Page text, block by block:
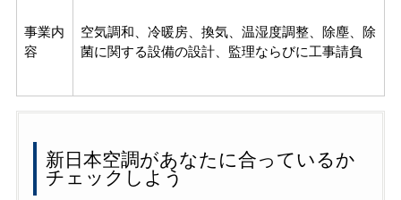
事業内
容
空気調和、冷暖房、換気、温湿度調整、除塵、除
菌に関する設備の設計、監理ならびに工事請負
新日本空調があなたに合っているか
チェックしよう